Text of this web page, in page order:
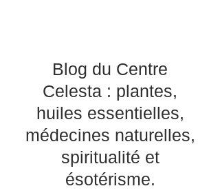
Blog du Centre
Celesta : plantes,
huiles essentielles,
médecines naturelles,
spiritualité et
ésotérisme.